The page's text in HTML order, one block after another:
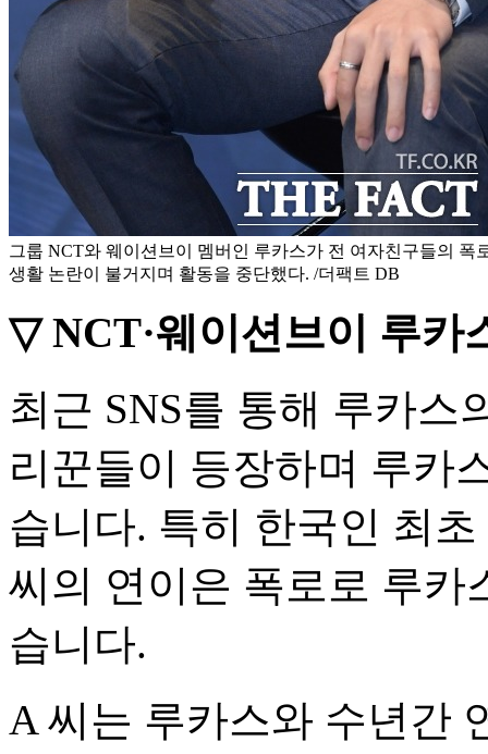
그룹 NCT와 웨이션브이 멤버인 루카스가 전 여자친구들의 폭
생활 논란이 불거지며 활동을 중단했다. /더팩트 DB
▽ NCT·웨이션브이 루카
최근 SNS를 통해 루카스
리꾼들이 등장하며 루카
습니다. 특히 한국인 최
씨의 연이은 폭로로 루카
습니다.
A 씨는 루카스와 수년간